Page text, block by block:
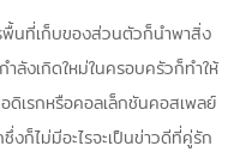
พื้นที่เก็บของส่วนตัวก็นำพาสิ่ง
ลังเกิดใหม่ในครอบครัวก็ทำให้
เรกหรือคอลเล็กชันคอสเพลย์
งก็ไม่มีอะไรจะเป็นข่าวดีที่คู่รัก